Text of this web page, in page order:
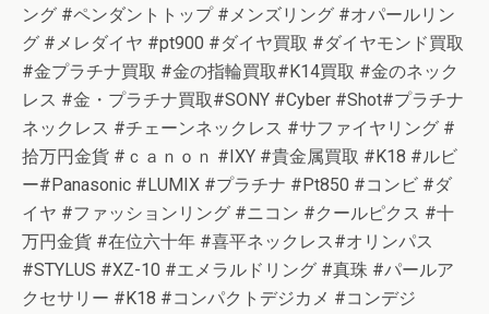
ング #ペンダントトップ #メンズリング #オパールリン
グ #メレダイヤ #pt900 #ダイヤ買取 #ダイヤモンド買取
#金プラチナ買取 #金の指輪買取#K14買取 #金のネック
レス #金・プラチナ買取#SONY #Cyber #Shot#プラチナ
ネックレス #チェーンネックレス #サファイヤリング #
拾万円金貨 #ｃａｎｏｎ #IXY #貴金属買取 #K18 #ルビ
ー#Panasonic #LUMIX #プラチナ #Pt850 #コンビ #ダ
イヤ #ファッションリング #ニコン #クールピクス #十
万円金貨 #在位六十年 #喜平ネックレス#オリンパス
#STYLUS #XZ-10 #エメラルドリング #真珠 #パールア
クセサリー #K18 #コンパクトデジカメ #コンデジ